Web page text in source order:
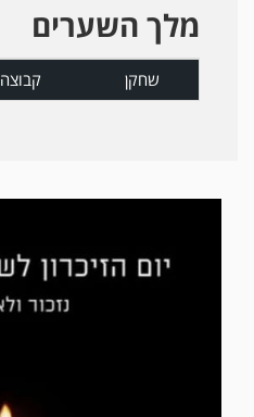
מלך השערים
שחקן קבוצה